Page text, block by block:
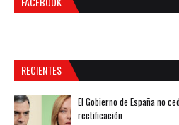
RECIENTES
El Gobierno de España no
rectificación